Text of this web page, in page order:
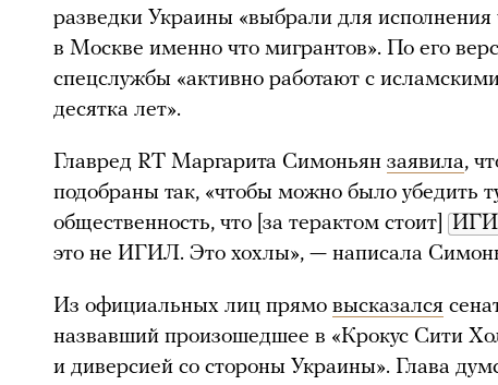
разведки Украины «выбрали для исполнения
в Москве именно что мигрантов». По его
спецслужбы «активно работают с
десятка лет».
Главред RT Маргарита Симоньян заявила,
подобраны так, «чтобы можно было убедить
общественность, что [за терактом стоит]
это не ИГИЛ. Это хохлы», — написала
Из официальных лиц прямо высказался
назвавший произошедшее в «Крокус Сити
и диверсией со стороны Украины». Глава